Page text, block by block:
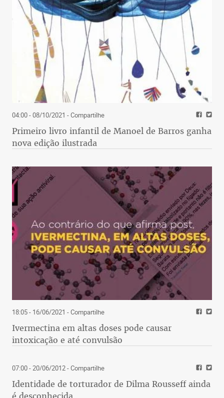
04:00 - 08/10/2021 - Compartilhe
Primeiro livro infantil de Manoel de Barros ganha
nova edição ilustrada
18:05 - 16/06/2021 - Compartilhe
Ivermectina em altas doses pode causar
intoxicação e até convulsão
07:00 - 20/06/2012- Compartilhe
Identidade de torturador de Dilma Rousseff ainda